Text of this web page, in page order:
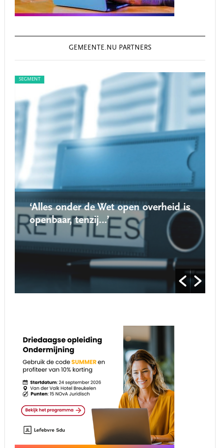
GEMEENTE.NU PARTNERS
SEGMENT
‘Alles onder de Wet open overheid is
openbaar, tenzij…’